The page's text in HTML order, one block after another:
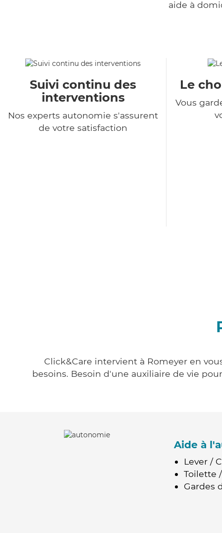
aide à
Suivi continu des
interventions
Nos experts autonomie s'assurent
de votre satisfaction
Le
Vous
Click&Care intervient à Romeyer en
besoins. Besoin d'une auxiliaire de vie
Aide à
Lever /
Toilette
Gardes